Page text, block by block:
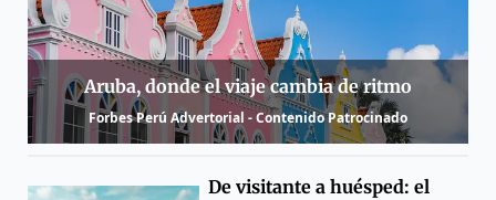
Aruba, donde el viaje cambia de ritmo
Forbes Perú Advertorial - Contenido Patrocinado
De visitante a huésped: el